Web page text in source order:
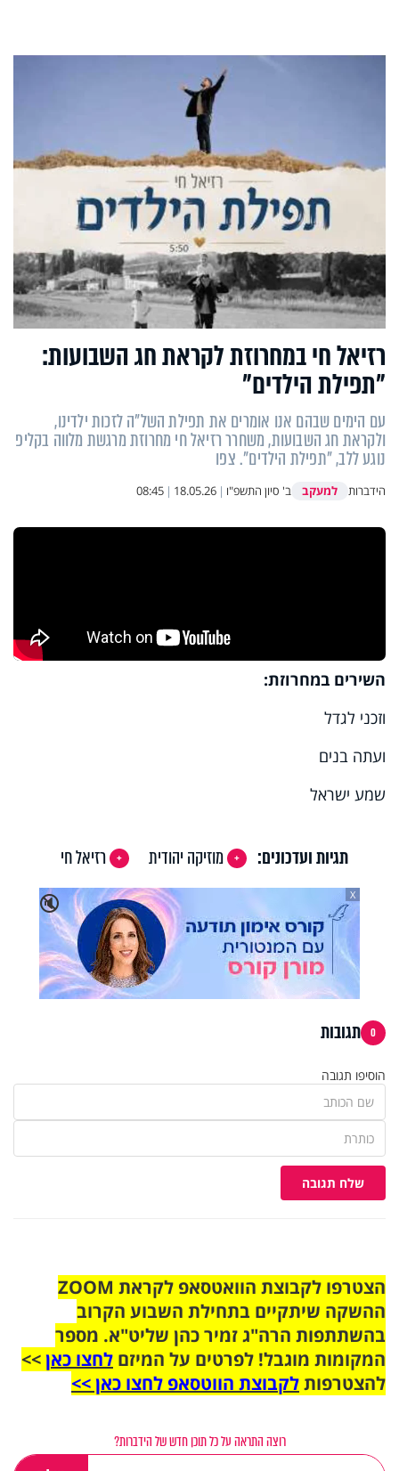
רזיאל חי במחרוזת לקראת חג השבועות:
"תפילת הילדים"
עם הימים שבהם אנו אומרים את תפילת השל"ה לזכות ילדינו,
ולקראת חג השבועות, משחרר רזיאל חי מחרוזת מרגשת מלווה בקליפ
נוגע ללב, "תפילת הילדים". צפו
הידברות למעקב ב' סיון התשפ"ו |
18.05.26
|
08:45
השירים במחרוזת:
וזכני לגדל
ועתה בנים
שמע ישראל
תגיות ועדכונים: מוזיקה יהודית
רזיאל חי
🔇
X
0 תגובות
הוסיפו תגובה
שלח תגובה
הצטרפו לקבוצת הוואטסאפ לקראת ZOOM
ההשקה שיתקיים בתחילת השבוע הקרוב
בהשתתפות הרה"ג זמיר כהן שליט"א. מספר
המקומות מוגבל! לפרטים על המיזם לחצו כאן>>
להצטרפותלקבוצת הווטסאפ לחצו כאן >>
רוצה התראה על כל תוכן חדש של הידברות?